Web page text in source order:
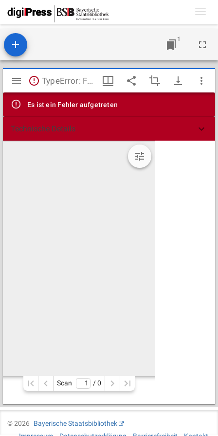
1
Mirador
Viewer
TypeError: Failed to fetch
Es ist ein Fehler aufgetreten
Technische Details
Scan / 0
©2026
Bayerische Staatsbibliothek